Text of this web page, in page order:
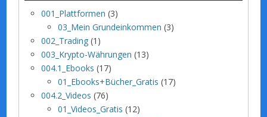
001_Plattformen (3)
03_Mein Grundeinkommen (3)
002_Trading (1)
003_Krypto-Währungen (13)
004.1_Ebooks (17)
01_Ebooks+Bücher_Gratis (17)
004.2_Videos (76)
01_Videos_Gratis (12)